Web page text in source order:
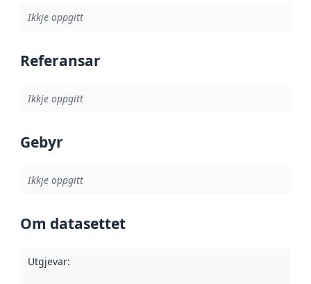
Ikkje oppgitt
Referansar
Ikkje oppgitt
Gebyr
Ikkje oppgitt
Om datasettet
Utgjevar: